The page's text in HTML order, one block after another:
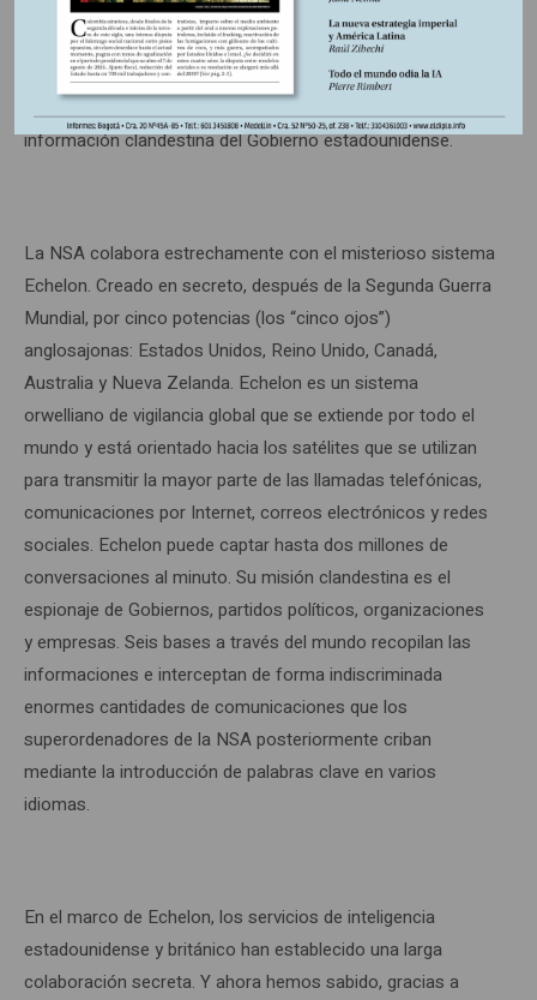
discretamente cualquier e-mail, cualquier consulta de
Internet o conversación telefónica internacional. El
conjunto total de comunicaciones interceptadas y
descifradas por la NSA constituye la principal fuente de
información clandestina del Gobierno estadounidense.
La NSA colabora estrechamente con el misterioso sistema
Echelon. Creado en secreto, después de la Segunda Guerra
Mundial, por cinco potencias (los “cinco ojos”)
anglosajonas: Estados Unidos, Reino Unido, Canadá,
Australia y Nueva Zelanda. Echelon es un sistema
orwelliano de vigilancia global que se extiende por todo el
mundo y está orientado hacia los satélites que se utilizan
para transmitir la mayor parte de las llamadas telefónicas,
comunicaciones por Internet, correos electrónicos y redes
sociales. Echelon puede captar hasta dos millones de
conversaciones al minuto. Su misión clandestina es el
espionaje de Gobiernos, partidos políticos, organizaciones
y empresas. Seis bases a través del mundo recopilan las
informaciones e interceptan de forma indiscriminada
enormes cantidades de comunicaciones que los
superordenadores de la NSA posteriormente criban
mediante la introducción de palabras clave en varios
idiomas.
En el marco de Echelon, los servicios de inteligencia
estadounidense y británico han establecido una larga
colaboración secreta. Y ahora hemos sabido, gracias a